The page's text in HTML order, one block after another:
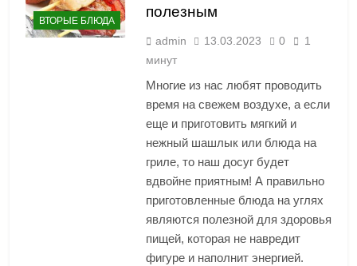
ВТОРЫЕ БЛЮДА
полезным
admin 13.03.2023 0
1
минут
Многие из нас любят проводить
время на свежем воздухе, а если
еще и приготовить мягкий и
нежный шашлык или блюда на
гриле, то наш досуг будет
вдвойне приятным! А правильно
приготовленные блюда на углях
являются полезной для здоровья
пищей, которая не навредит
фигуре и наполнит энергией.